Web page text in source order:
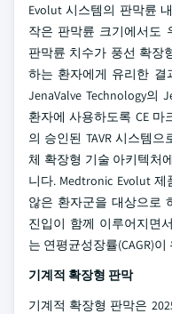
Evolut 시스템의 판막륜
작은 판막륜 크기에서도
판막륜 치수가 풍선 확장
하는 환자에게 유리한 결
JenaValve Technology의
환자에 사용하도록 CE
의 승인된 TAVR 시스템
체 확장형 기술 아키텍처
니다. Medtronic Evolut
않은 환자군을 대상으로
진입이 함께 이루어지면
는 연평균성장률(CAGR)
기계적 확장형 판막
기계적 확장형 판막은